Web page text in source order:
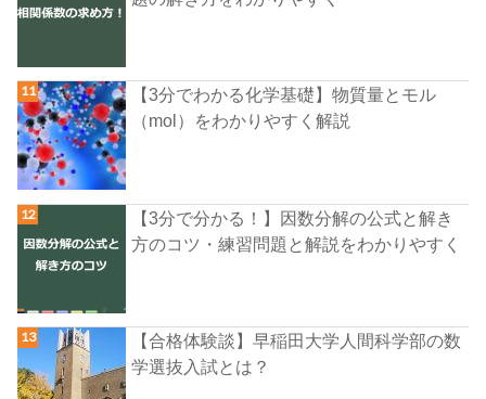
【3分でわかる化学基礎】物質量とモル
（mol）をわかりやすく解説
【3分で分かる！】因数分解の公式と解き
方のコツ・練習問題と解説をわかりやすく
【合格体験談】早稲田大学人間科学部の数
学選抜入試とは？